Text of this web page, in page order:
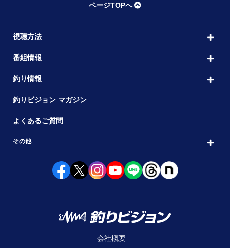
ページTOPへ
視聴方法
番組情報
釣り情報
釣りビジョン マガジン
よくあるご質問
その他
会社概要